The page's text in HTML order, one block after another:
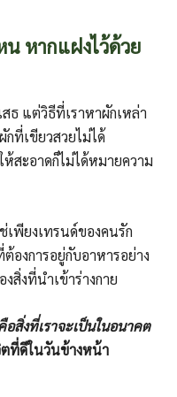
หากแฝงไว้ด้วย
ธ แต่วิธีที่เราหาผักเหล่า
ที่เขียวสวยไม่ได้
สะอาดก็ไม่ได้หมายความ
เพียงเทรนด์ของคนรัก
องการอยู่กับอาหารอย่าง
สิ่งที่นำเข้าร่างกาย
สิ่งที่เราจะเป็นในอนาคต
ตที่ดีในวันข้างหน้า